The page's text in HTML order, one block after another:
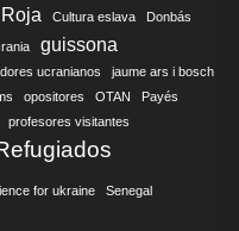
Cultura eslava Donbás
guissona
ucranianos
jaume ars i bosch
opositores OTAN
Payés
profesores visitantes
for ukraine Senegal